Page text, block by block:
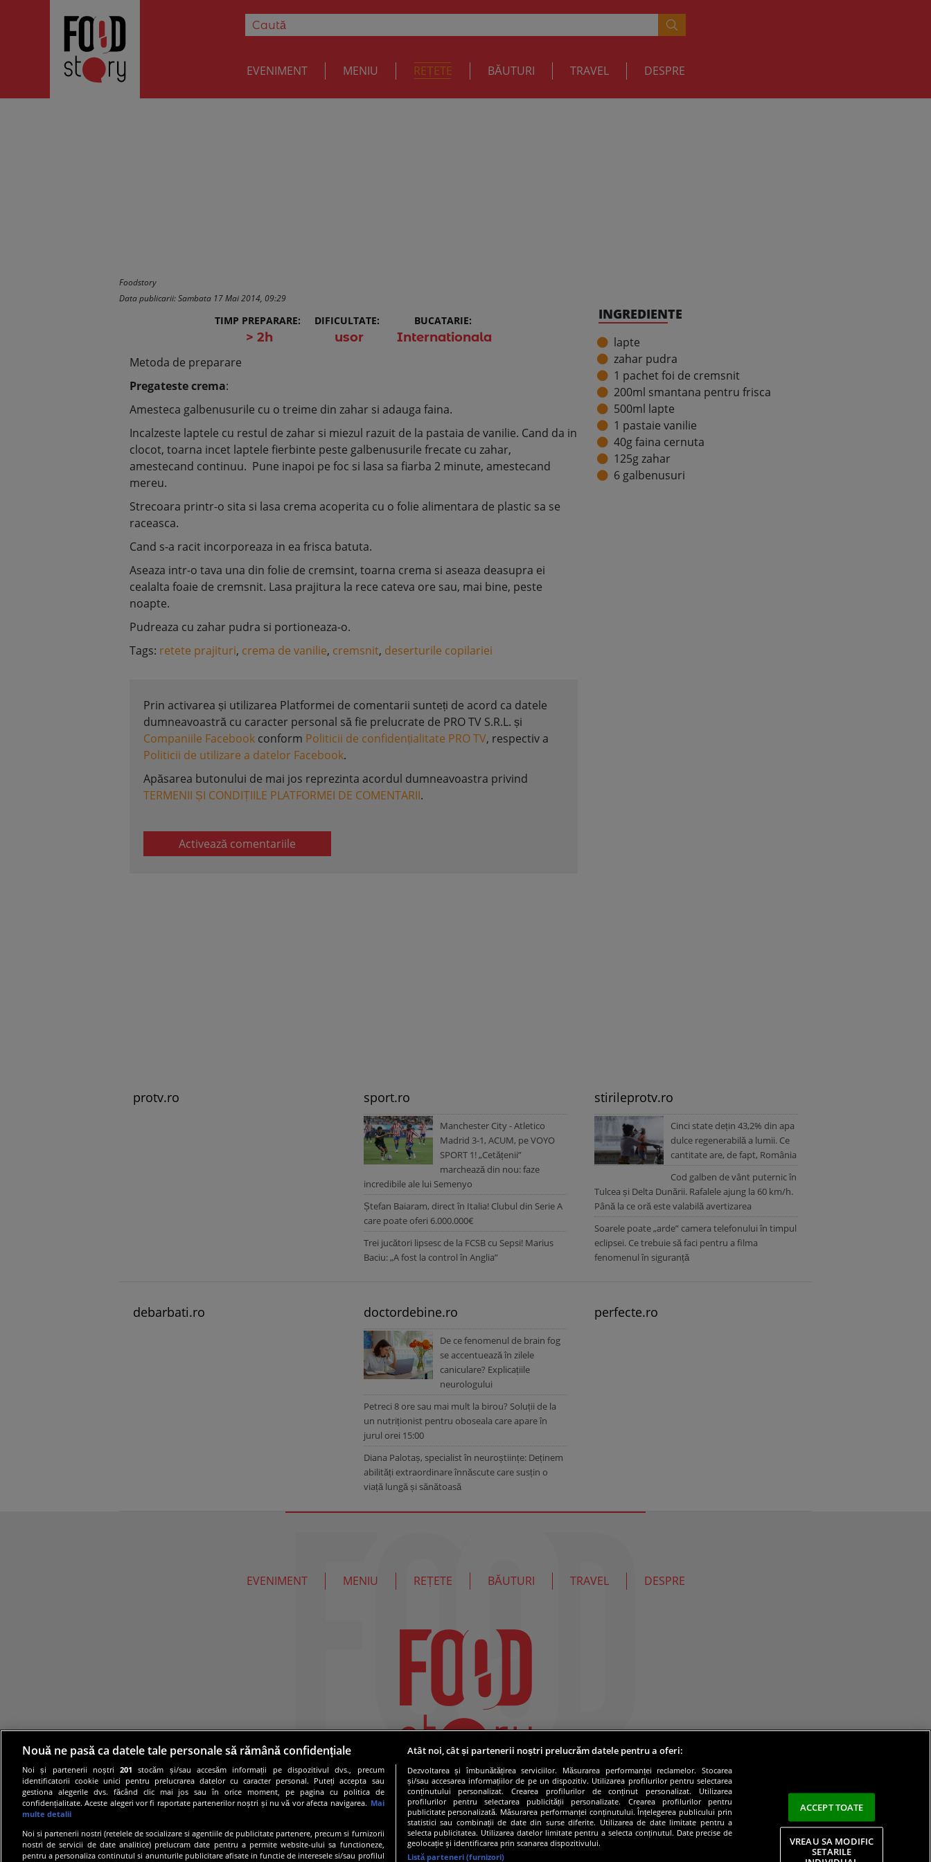
EVENIMENT MENIU REȚETE BĂUTURI TRAVEL DESPRE
Foodstory
Data publicarii: Sambata 17 Mai 2014, 09:29
TIMP PREPARARE:
> 2h
DIFICULTATE:
usor
BUCATARIE:
Internationala
Metoda de preparare
Pregateste crema:
Amesteca galbenusurile cu o treime din zahar si adauga faina.
Incalzeste laptele cu restul de zahar si miezul razuit de la pastaia de vanilie. Cand da in
clocot, toarna incet laptele fierbinte peste galbenusurile frecate cu zahar,
amestecand continuu. Pune inapoi pe foc si lasa sa fiarba 2 minute, amestecand
mereu.
Strecoara printr-o sita si lasa crema acoperita cu o folie alimentara de plastic sa se
raceasca.
Cand s-a racit incorporeaza in ea frisca batuta.
Aseaza intr-o tava una din folie de cremsint, toarna crema si aseaza deasupra ei
cealalta foaie de cremsnit. Lasa prajitura la rece cateva ore sau, mai bine, peste
noapte.
Pudreaza cu zahar pudra si portioneaza-o.
Tags: retete prajituri, crema de vanilie, cremsnit, deserturile copilariei
Prin activarea și utilizarea Platformei de comentarii sunteți de acord ca datele
dumneavoastră cu caracter personal să fie prelucrate de PRO TV S.R.L. și
Companiile Facebook conform Politicii de confidențialitate PRO TV, respectiv a
Politicii de utilizare a datelor Facebook.
Apăsarea butonului de mai jos reprezinta acordul dumneavoastra privind
TERMENII ȘI CONDIȚIILE PLATFORMEI DE COMENTARII.
Activează comentariile
INGREDIENTE
lapte
zahar pudra
1 pachet foi de cremsnit
200ml smantana pentru frisca
500ml lapte
1 pastaie vanilie
40g faina cernuta
125g zahar
6 galbenusuri
protv.ro sport.ro
Manchester City - Atletico
Madrid 3-1, ACUM, pe VOYO
SPORT 1! „Cetățenii”
marchează din nou: faze
incredibile ale lui Semenyo
Ștefan Baiaram, direct în Italia! Clubul din Serie A
care poate oferi 6.000.000€
Trei jucători lipsesc de la FCSB cu Sepsi! Marius
Baciu: „A fost la control în Anglia”
stirileprotv.ro
Cinci state dețin 43,2% din apa
dulce regenerabilă a lumii. Ce
cantitate are, de fapt, România
Cod galben de vânt puternic în
Tulcea și Delta Dunării. Rafalele ajung la 60 km/h.
Până la ce oră este valabilă avertizarea
Soarele poate „arde” camera telefonului în timpul
eclipsei. Ce trebuie să faci pentru a filma
fenomenul în siguranță
debarbati.ro doctordebine.ro
De ce fenomenul de brain fog
se accentuează în zilele
caniculare? Explicațiile
neurologului
Petreci 8 ore sau mai mult la birou? Soluții de la
un nutriționist pentru oboseala care apare în
jurul orei 15:00
Diana Palotaș, specialist în neuroștiințe: Deținem
abilități extraordinare înnăscute care susțin o
viață lungă și sănătoasă
perfecte.ro
EVENIMENT MENIU REȚETE BĂUTURI TRAVEL DESPRE
Nouă ne pasă ca datele tale personale să rămână confidențiale
Noi și partenerii noștri201 stocăm și/sau accesăm informații pe dispozitivul dvs., precum
identificatorii cookie unici pentru prelucrarea datelor cu caracter personal. Puteți accepta sau
gestiona alegerile dvs. făcând clic mai jos sau în orice moment, pe pagina cu politica de
confidențialitate. Aceste alegeri vor fi raportate partenerilor noștri și nu vă vor afecta navigarea. Mai
multe detalii
Noi si partenerii nostri (retelele de socializare si agentiile de publicitate partenere, precum si furnizorii
nostri de servicii de date analitice) prelucram date pentru a permite website-ului sa functioneze,
pentru a personaliza continutul si anunturile publicitare afisate in functie de interesele si/sau profilul
Atât noi, cât și partenerii noștri prelucrăm datele pentru a oferi:
Dezvoltarea și îmbunătățirea serviciilor. Măsurarea performanței reclamelor. Stocarea
și/sau accesarea informațiilor de pe un dispozitiv. Utilizarea profilurilor pentru selectarea
conținutului personalizat. Crearea profilurilor de conținut personalizat. Utilizarea
profilurilor pentru selectarea publicității personalizate. Crearea profilurilor pentru
publicitate personalizată. Măsurarea performanței conținutului. Înțelegerea publicului prin
statistici sau combinații de date din surse diferite. Utilizarea de date limitate pentru a
selecta publicitatea. Utilizarea datelor limitate pentru a selecta conținutul. Date precise de
geolocație și identificarea prin scanarea dispozitivului.
Listă parteneri (furnizori)
ACCEPT TOATE
VREAU SA MODIFIC
SETARILE